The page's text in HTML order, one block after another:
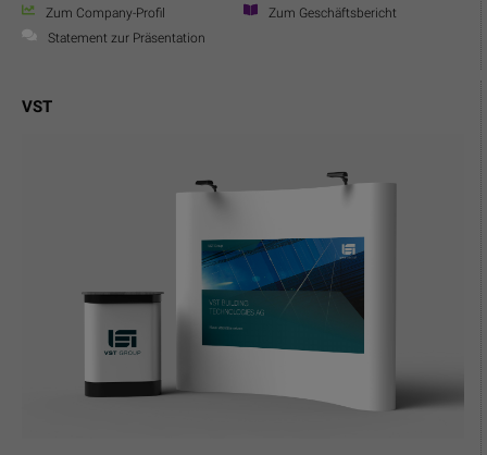
Zum Company-Profil
Zum Geschäftsbericht
Statement zur Präsentation
VST